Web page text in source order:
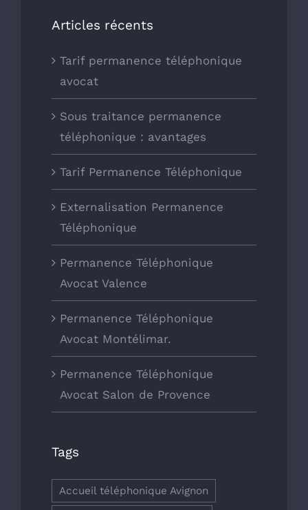
Articles récents
Tarif permanence téléphonique
avocat
Sous traitance permanence
téléphonique : avantages
Tarif Permanence Téléphonique
Externalisation Permanence
Téléphonique
Permanence Téléphonique
Avocat Valence
Permanence Téléphonique
Avocat Montélimar.
Permanence Téléphonique
Avocat Salon de Provence
Tags
Accueil téléphonique Avignon